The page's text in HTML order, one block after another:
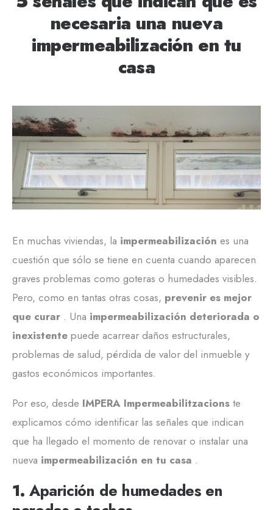
necesaria una nueva
impermeabilización en tu
casa
En muchas viviendas, la impermeabilización es una
cuestión que sólo se tiene en cuenta cuando aparecen
graves problemas como goteras o humedades visibles.
Pero, como en tantas otras cosas, prevenir es mejor
que curar . Una impermeabilización deteriorada o
inexistente puede acarrear daños estructurales,
problemas de salud, pérdida de valor del inmueble y
gastos económicos importantes.
Por eso, desde IMPERA Impermeabilitzacions te
explicamos cómo identificar las señales que indican
que ha llegado el momento de renovar o instalar una
nueva impermeabilización en tu casa .
1. Aparición de humedades en